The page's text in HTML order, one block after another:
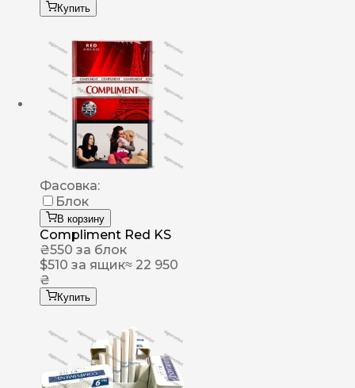
Купить
Фасовка:
Блок
В корзину
Compliment Red KS
₴550 за блок
$510 за ящик≈ 22 950
₴
Купить